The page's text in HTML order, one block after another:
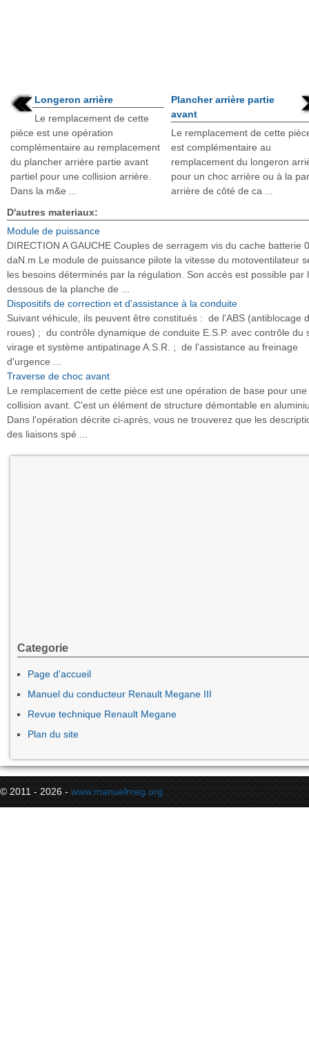
Longeron arrière
Le remplacement de cette
pièce est une opération
complémentaire au remplacement
du plancher arrière partie avant
partiel pour une collision arrière.
Dans la m&e ...
Plancher arrière partie
avant
Le remplacement de cette
est complémentaire au
remplacement du longeron
pour un choc arrière ou à la
arrière de côté de ca ...
D'autres materiaux:
Module de puissance
DIRECTION A GAUCHE Couples de serragem vis du cache batterie
daN.m Le module de puissance pilote la vitesse du motoventilateur
les besoins déterminés par la régulation. Son accès est possible par
dessous de la planche de ...
Dispositifs de correction et d'assistance à la conduite
Suivant véhicule, ils peuvent être constitués : de l'ABS (antiblocage
roues) ; du contrôle dynamique de conduite E.S.P. avec contrôle du
virage et système antipatinage A.S.R. ; de l'assistance au freinage
d'urgence ...
Traverse de choc avant
Le remplacement de cette pièce est une opération de base pour une
collision avant. C'est un élément de structure démontable en
Dans l'opération décrite ci-après, vous ne trouverez que les
des liaisons spé ...
Categorie
Page d'accueil
Manuel du conducteur Renault Megane III
Revue technique Renault Megane
Plan du site
© 2011 - 2026 - www.manuelmeg.org